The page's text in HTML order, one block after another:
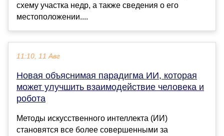
схему участка недр, а также сведения о его
местоположении....
11:10, 11 Авг
Новая объяснимая парадигма ИИ, которая
может улучшить взаимодействие человека и
робота
Методы искусственного интеллекта (ИИ)
становятся все более совершенными за